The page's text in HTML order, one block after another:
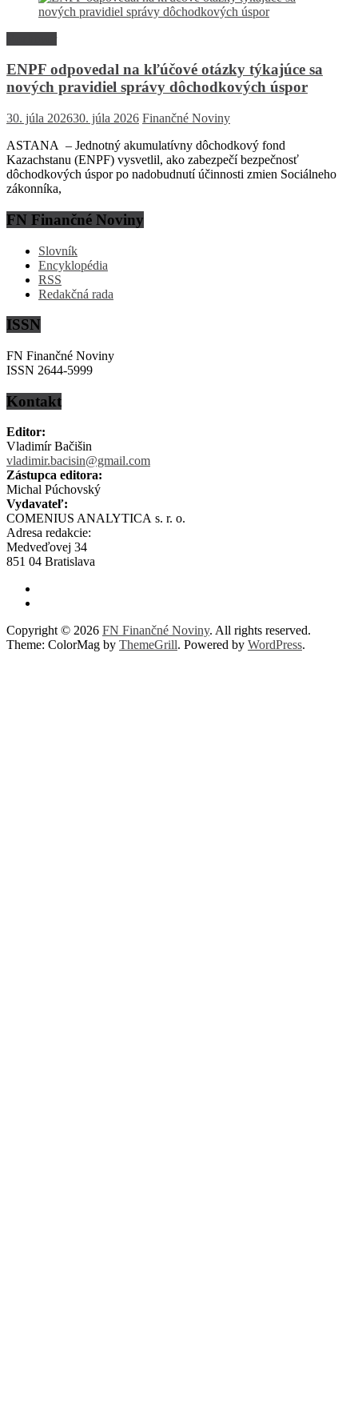
ENPF odpovedal na kľúčové otázky týkajúce sa
nových pravidiel správy dôchodkových úspor
30. júla 202630. júla 2026 Finančné Noviny
ASTANA – Jednotný akumulatívny dôchodkový fond
Kazachstanu (ENPF) vysvetlil, ako zabezpečí bezpečnosť
dôchodkových úspor po nadobudnutí účinnosti zmien Sociálneho
zákonníka,
FN Finančné Noviny
Slovník
Encyklopédia
RSS
Redakčná rada
ISSN
FN Finančné Noviny
ISSN 2644-5999
Kontakt
Editor:
Vladimír Bačišin
vladimir.bacisin@gmail.com
Zástupca editora:
Michal Púchovský
Vydavateľ:
COMENIUS ANALYTICA s. r. o.
Adresa redakcie:
Medveďovej 34
851 04 Bratislava
Copyright © 2026 FN Finančné Noviny. All rights reserved.
Theme: ColorMag by ThemeGrill. Powered by WordPress.